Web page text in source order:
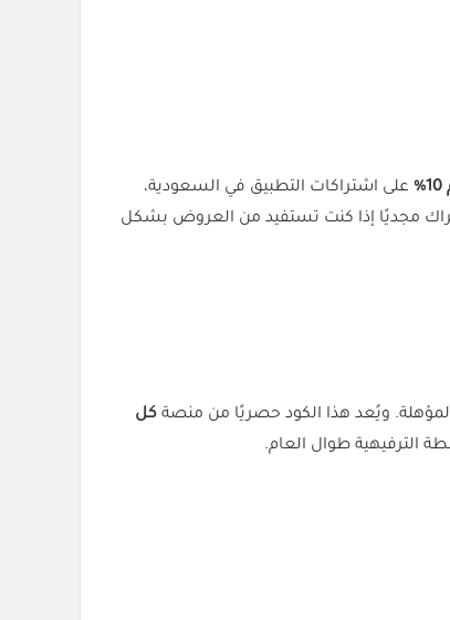
على اشتراكات التطبيق في السعودية،
مجديًا إذا كنت تستفيد من العروض بشكل
كل
الترفيهية طوال العام.